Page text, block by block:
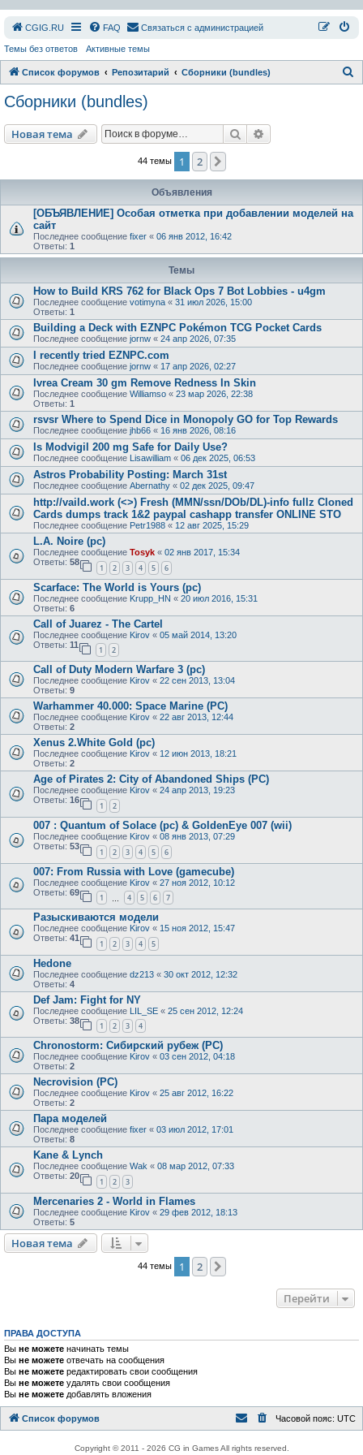
СGIG.RU FAQ Связаться с администрацией
Темы без ответов Активные темы
Список форумов Репозитарий Сборники (bundles)
Сборники (bundles)
Новая тема Поиск
44 темы 1 2
Объявления
[ОБЪЯВЛЕНИЕ] Особая отметка при добавлении моделей на
сайт
Последнее сообщение fixer « 06 янв 2012, 16:42
Ответы: 1
Темы
How to Build KRS 762 for Black Ops 7 Bot Lobbies - u4gm
Последнее сообщение votimyna « 31 июл 2026, 15:00
Ответы: 1
Building a Deck with EZNPC Pokémon TCG Pocket Cards
Последнее сообщение jornw « 24 апр 2026, 07:35
I recently tried EZNPC.com
Последнее сообщение jornw « 17 апр 2026, 02:27
Ivrea Cream 30 gm Remove Redness In Skin
Последнее сообщение Williamso « 23 мар 2026, 22:38
Ответы: 1
rsvsr Where to Spend Dice in Monopoly GO for Top Rewards
Последнее сообщение jhb66 « 16 янв 2026, 08:16
Is Modvigil 200 mg Safe for Daily Use?
Последнее сообщение Lisawilliam « 06 дек 2025, 06:53
Astros Probability Posting: March 31st
Последнее сообщение Abernathy « 02 дек 2025, 09:47
http://vaild.work (<>) Fresh (MMN/ssn/DOb/DL)-info fullz Cloned
Cards dumps track 1&2 paypal cashapp transfer ONLINE STO
Последнее сообщение Petr1988 « 12 авг 2025, 15:29
L.A. Noire (pc)
Последнее сообщение Tosyk « 02 янв 2017, 15:34
Ответы: 58
1 2 3 4 5 6
Scarface: The World is Yours (pc)
Последнее сообщение Krupp_HN « 20 июл 2016, 15:31
Ответы: 6
Call of Juarez - The Cartel
Последнее сообщение Kirov « 05 май 2014, 13:20
Ответы: 11
1 2
Call of Duty Modern Warfare 3 (pc)
Последнее сообщение Kirov « 22 сен 2013, 13:04
Ответы: 9
Warhammer 40.000: Space Marine (PC)
Последнее сообщение Kirov « 22 авг 2013, 12:44
Ответы: 2
Xenus 2.White Gold (pc)
Последнее сообщение Kirov « 12 июн 2013, 18:21
Ответы: 2
Age of Pirates 2: City of Abandoned Ships (PC)
Последнее сообщение Kirov « 24 апр 2013, 19:23
Ответы: 16
1 2
007 : Quantum of Solace (pc) & GoldenEye 007 (wii)
Последнее сообщение Kirov « 08 янв 2013, 07:29
Ответы: 53
1 2 3 4 5 6
007: From Russia with Love (gamecube)
Последнее сообщение Kirov « 27 ноя 2012, 10:12
Ответы: 69
1 4 5 6 7
Разыскиваются модели
Последнее сообщение Kirov « 15 ноя 2012, 15:47
Ответы: 41
1 2 3 4 5
Hedone
Последнее сообщение dz213 « 30 окт 2012, 12:32
Ответы: 4
Def Jam: Fight for NY
Последнее сообщение LIL_SE « 25 сен 2012, 12:24
Ответы: 38
1 2 3 4
Chronostorm: Сибирский рубеж (PC)
Последнее сообщение Kirov « 03 сен 2012, 04:18
Ответы: 2
Necrovision (PC)
Последнее сообщение Kirov « 25 авг 2012, 16:22
Ответы: 2
Пара моделей
Последнее сообщение fixer « 03 июл 2012, 17:01
Ответы: 8
Kane & Lynch
Последнее сообщение Wak « 08 мар 2012, 07:33
Ответы: 20
1 2 3
Mercenaries 2 - World in Flames
Последнее сообщение Kirov « 29 фев 2012, 18:13
Ответы: 5
Новая тема
44 темы 1 2
Перейти
ПРАВА ДОСТУПА
Вы не можете начинать темы
Вы не можете отвечать на сообщения
Вы не можете редактировать свои сообщения
Вы не можете удалять свои сообщения
Вы не можете добавлять вложения
Список форумов Часовой пояс: UTC
Copyright © 2011 - 2026 CG in Games All rights reserved.